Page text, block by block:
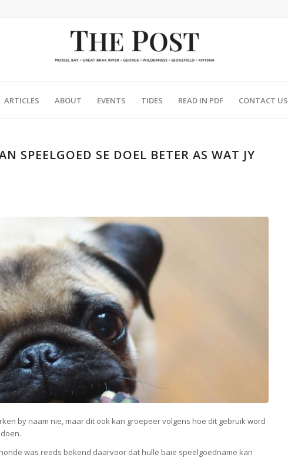
ARTICLES ABOUT EVENTS TIDES READ IN PDF CONTACT US
SPEELGOED SE DOEL BETER AS WAT JY
by naam nie, maar dit ook kan groepeer volgens hoe dit gebruik word
was reeds bekend daarvoor dat hulle baie speelgoedname kan